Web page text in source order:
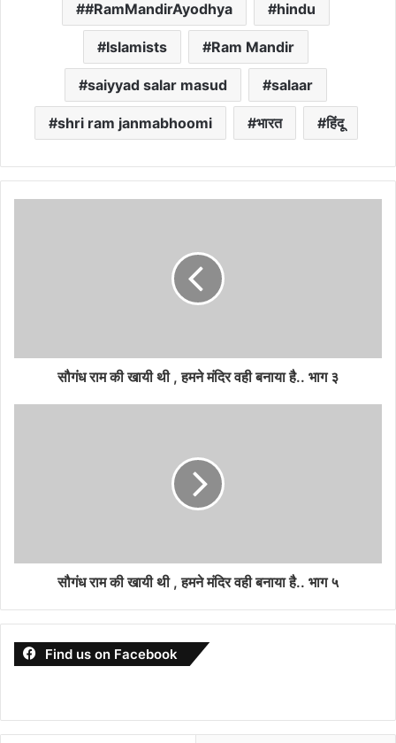
#RamMandirAyodhya hindu
Islamists Ram Mandir
saiyyad salar masud salaar
shri ram janmabhoomi भारत हिंदू
सौगंध राम की खायी थी , हमने मंदिर वही बनाया है.. भाग ३
सौगंध राम की खायी थी , हमने मंदिर वही बनाया है.. भाग ५
Find us on Facebook